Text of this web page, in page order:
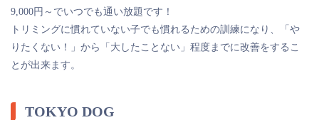
9,000円～でいつでも通い放題です！
トリミングに慣れていない子でも慣れるための訓練になり、「や
りたくない！」から「大したことない」程度までに改善をするこ
とが出来ます。
TOKYO DOG